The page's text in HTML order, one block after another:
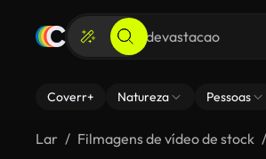
Coverr+ Natureza Pessoas
Lar Filmagens de vídeo de stock